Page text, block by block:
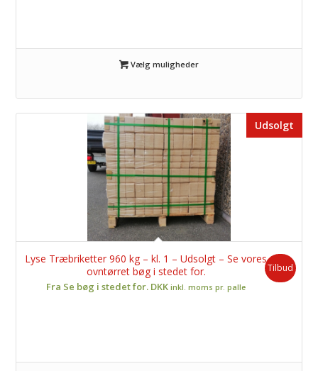
Vælg muligheder
Udsolgt
Lyse Træbriketter 960 kg – kl. 1 – Udsolgt – Se vores
ovntørret bøg i stedet for.
Fra Se bøg i stedet for. DKK inkl. moms pr. palle
Tilbud